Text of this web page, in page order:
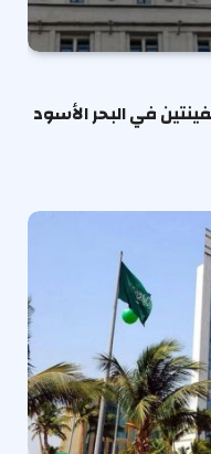
في البحر الأسود